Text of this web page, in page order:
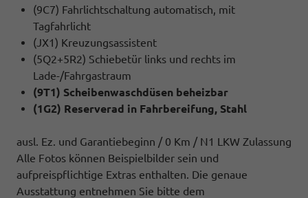
(9C7) Fahrlichtschaltung automatisch, mit
Tagfahrlicht
(JX1) Kreuzungsassistent
(5Q2+5R2) Schiebetür links und rechts im
Lade-/Fahrgastraum
(9T1) Scheibenwaschdüsen beheizbar
(1G2) Reserverad in Fahrbereifung, Stahl
ausl. Ez. und Garantiebeginn / 0 Km / N1 LKW Zulassung
Alle Fotos können Beispielbilder sein und
aufpreispflichtige Extras enthalten. Die genaue
Ausstattung entnehmen Sie bitte dem